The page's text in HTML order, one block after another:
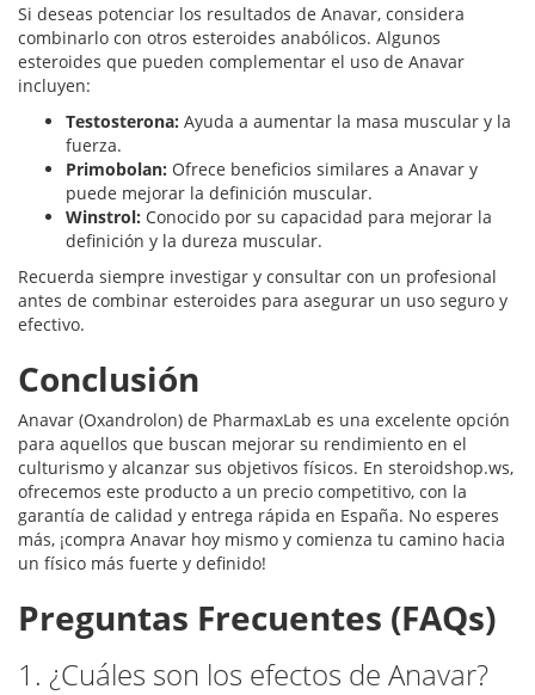
Si deseas potenciar los resultados de Anavar, considera
combinarlo con otros esteroides anabólicos. Algunos
esteroides que pueden complementar el uso de Anavar
incluyen:
Testosterona: Ayuda a aumentar la masa muscular y la
fuerza.
Primobolan: Ofrece beneficios similares a Anavar y
puede mejorar la definición muscular.
Winstrol: Conocido por su capacidad para mejorar la
definición y la dureza muscular.
Recuerda siempre investigar y consultar con un profesional
antes de combinar esteroides para asegurar un uso seguro y
efectivo.
Conclusión
Anavar (Oxandrolon) de PharmaxLab es una excelente opción
para aquellos que buscan mejorar su rendimiento en el
culturismo y alcanzar sus objetivos físicos. En steroidshop.ws,
ofrecemos este producto a un precio competitivo, con la
garantía de calidad y entrega rápida en España. No esperes
más, ¡compra Anavar hoy mismo y comienza tu camino hacia
un físico más fuerte y definido!
Preguntas Frecuentes (FAQs)
1. ¿Cuáles son los efectos de Anavar?